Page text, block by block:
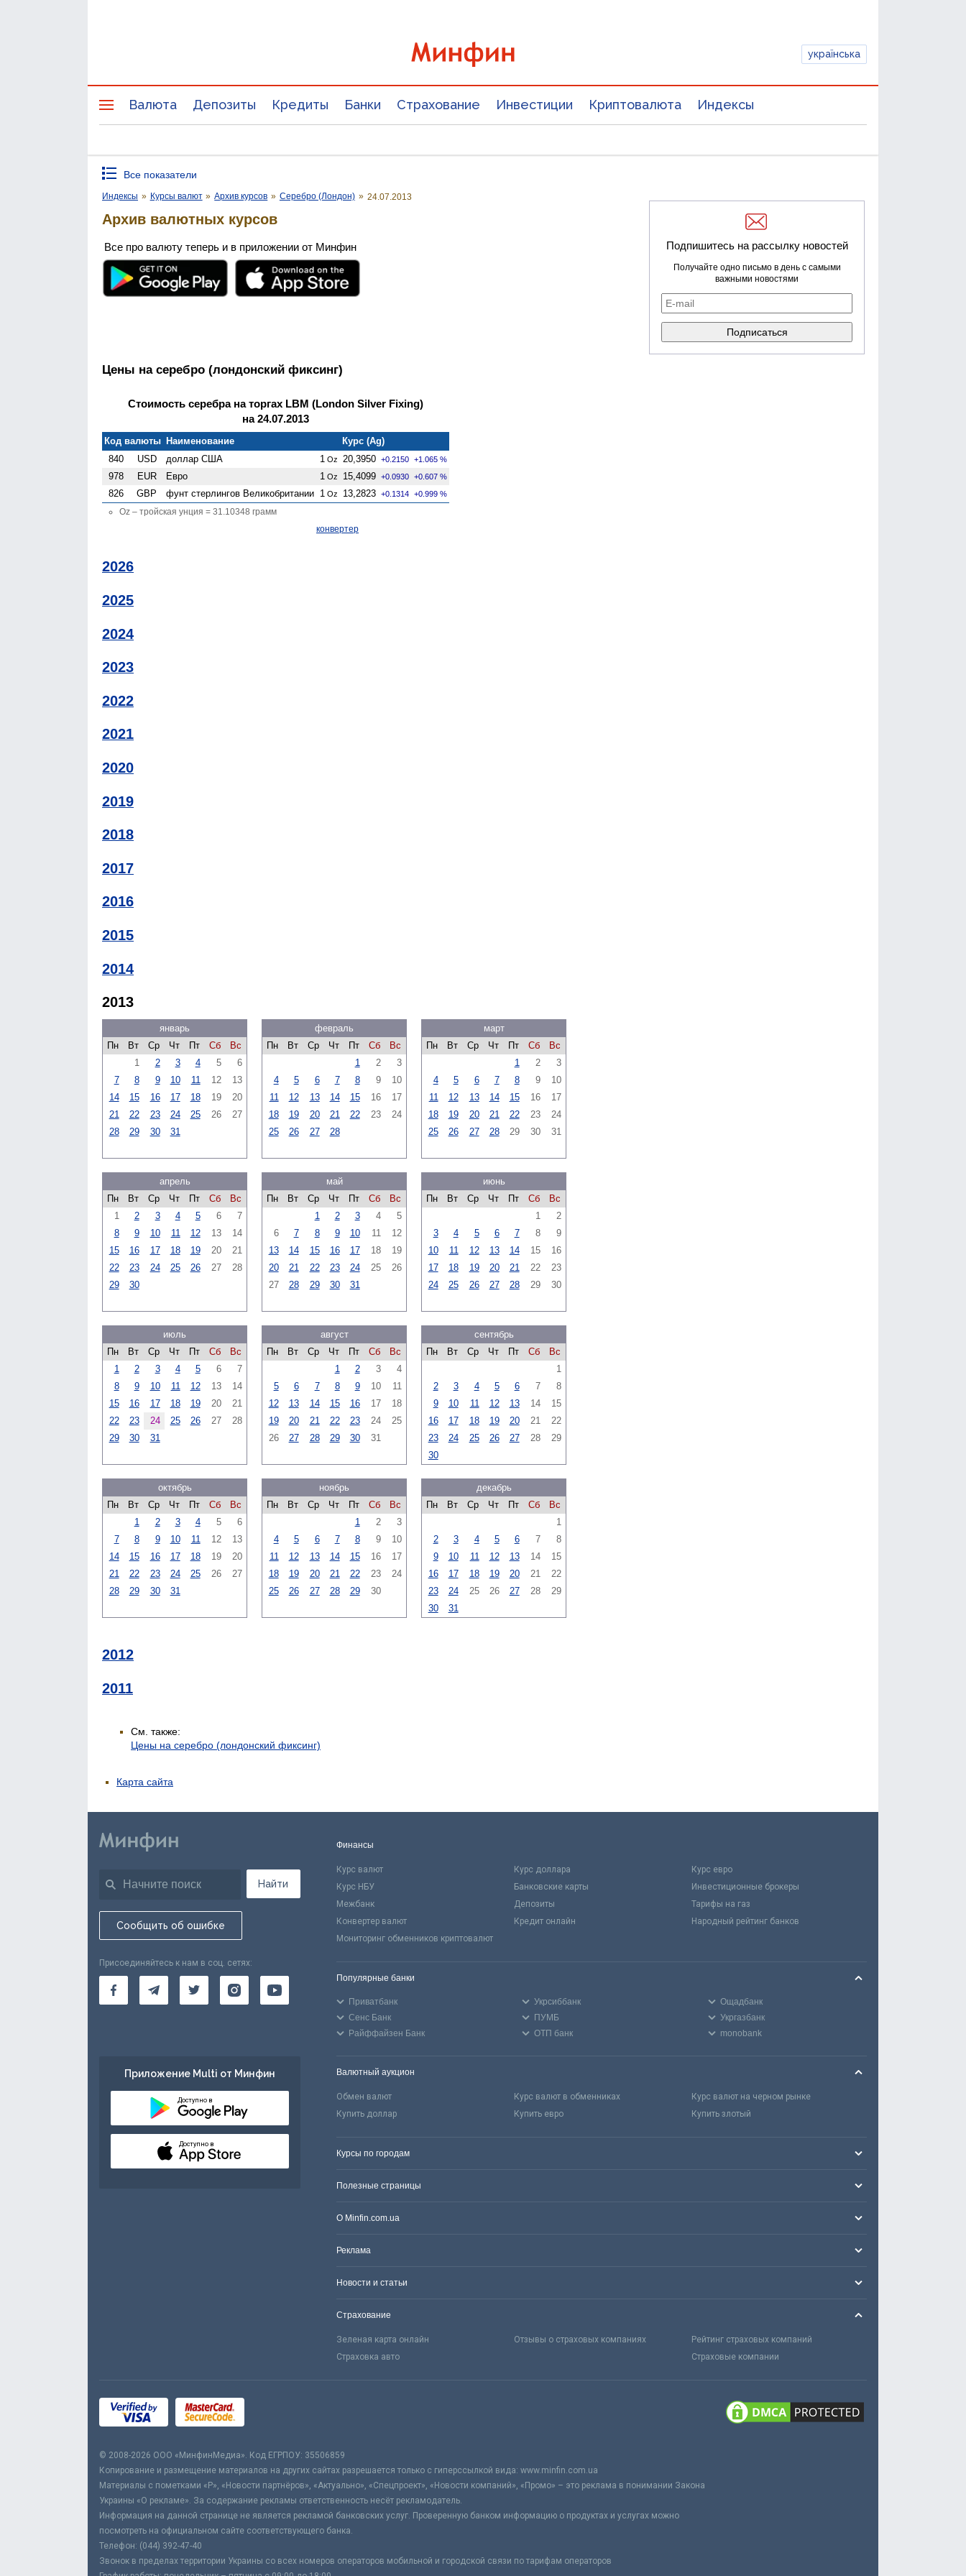
українська
Валюта Депозиты Кредиты Банки Страхование Инвестиции Криптовалюта Индексы
Все показатели
Индексы » Курсы валют » Архив курсов » Серебро (Лондон) » 24.07.2013
Архив валютных курсов
Все про валюту теперь и в приложении от Минфин
Цены на серебро (лондонский фиксинг)
Стоимость серебра на торгах LBM (London Silver Fixing)
на 24.07.2013
Код валюты Наименование
Курс (Ag)
840
USD доллар США 1 Oz 20,3950 +0.2150 +1.065 %
978 EUR Евро 1 Oz 15,4099 +0.0930 +0.607 %
826 GBP фунт стерлингов Велико­британии 1 Oz 13,2823 +0.1314 +0.999 %
Oz – тройская унция = 31.10348 грамм
конвертер
2026
2025
2024
2023
2022
2021
2020
2019
2018
2017
2016
2015
2014
2013
январь
Пн
Вт Ср Чт Пт Сб
Вс
1
2 3 4 5
6
7
8 9 10 11 12
13
14
15 16 17 18 19
20
21
22 23 24 25 26
27
28
29 30 31
февраль
Пн
Вт Ср Чт Пт Сб
Вс
1
2
3
4
5 6 7 8 9
10
11
12 13 14 15 16
17
18
19 20 21 22 23
24
25
26 27 28
март
Пн
Вт Ср Чт Пт Сб
Вс
1
2
3
4
5 6 7 8 9
10
11
12 13 14 15 16
17
18
19 20 21 22 23
24
25
26 27 28 29 30 31
апрель
Пн
Вт Ср Чт Пт Сб
Вс
1
2 3 4 5 6
7
8
9 10 11 12 13
14
15
16 17 18 19 20
21
22
23 24 25 26 27
28
29
30
май
Пн
Вт Ср Чт Пт Сб
Вс
1
2 3 4
5
6
7 8 9 10 11
12
13
14 15 16 17 18
19
20
21 22 23 24 25
26
27
28 29 30 31
июнь
Пн
Вт Ср Чт Пт Сб
Вс
1
2
3
4 5 6 7 8
9
10
11 12 13 14 15
16
17
18 19 20 21 22
23
24
25 26 27 28 29 30
июль
Пн
Вт Ср Чт Пт Сб
Вс
1
2 3 4 5 6
7
8
9 10 11 12 13
14
15
16 17 18 19 20
21
22
23 24 25 26 27
28
29
30 31
август
Пн
Вт Ср Чт Пт Сб
Вс
1
2 3
4
5
6 7 8 9 10
11
12
13 14 15 16 17
18
19
20 21 22 23 24
25
26
27 28 29 30 31
сентябрь
Пн
Вт Ср Чт Пт Сб
Вс
1
2
3 4 5 6 7
8
9
10 11 12 13 14
15
16
17 18 19 20 21
22
23
24 25 26 27 28
29
30
октябрь
Пн
Вт Ср Чт Пт Сб
Вс
1
2 3 4 5
6
7
8 9 10 11 12
13
14
15 16 17 18 19
20
21
22 23 24 25 26
27
28
29 30 31
ноябрь
Пн
Вт Ср Чт Пт Сб
Вс
1
2
3
4
5 6 7 8 9
10
11
12 13 14 15 16
17
18
19 20 21 22 23
24
25
26 27 28 29 30
декабрь
Пн
Вт Ср Чт Пт Сб
Вс
1
2
3 4 5 6 7
8
9
10 11 12 13 14
15
16
17 18 19 20 21
22
23
24 25 26 27 28
29
30
31
2012
2011
См. также:
Цены на серебро (лондонский фиксинг)
Подпишитесь на рассылку новостей
Получайте одно письмо в день с самыми
важными новостями
Карта сайта
Найти
Сообщить об ошибке
Присоединяйтесь к нам в соц. сетях:
Приложение Multi от Минфин
Доступно в
Доступно в
Финансы
Курс валют Курс доллара
Курс евро
Курс НБУ
Банковские карты
Инвестиционные брокеры
Межбанк
Депозиты
Тарифы на газ
Конвертер валют
Кредит онлайн
Народный рейтинг банков
Мониторинг обменников криптовалют
Популярные банки
Приватбанк Укрсиббанк
Ощадбанк
Сенс Банк
ПУМБ
Укргазбанк
Райффайзен Банк
ОТП банк monobank
Валютный аукцион
Обмен валют Курс валют в обменниках
Курс валют на черном рынке
Купить доллар
Купить евро Купить злотый
Курсы по городам
Полезные страницы
О Minfin.com.ua
Реклама
Новости и статьи
Страхование
Зеленая карта онлайн Отзывы о страховых компаниях
Рейтинг страховых компаний
Страховка авто
Страховые компании
© 2008-2026 ООО «МинфинМедиа». Код ЕГРПОУ: 35506859
Копирование и размещение материалов на других сайтах разрешается только с гиперссылкой вида: www.minfin.com.ua
Материалы с пометками «Р», «Новости партнёров», «Актуально», «Спецпроект», «Новости компаний», «Промо» – это реклама в понимании Закона
Украины «О рекламе». За содержание рекламы ответственность несёт рекламодатель.
Информация на данной странице не является рекламой банковских услуг. Проверенную банком информацию о продуктах и услугах можно
посмотреть на официальном сайте соответствующего банка.
Телефон: (044) 392-47-40
Звонок в пределах территории Украины со всех номеров операторов мобильной и городской связи по тарифам операторов